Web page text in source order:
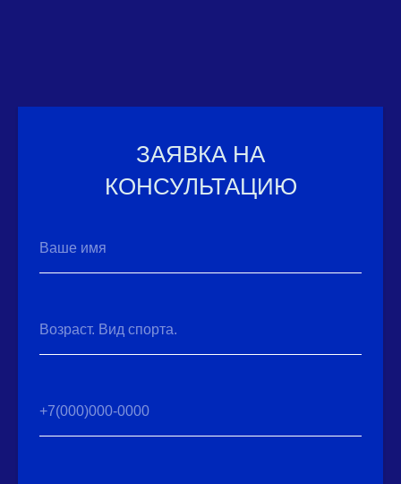
ЗАЯВКА НА
КОНСУЛЬТАЦИЮ
Ваше имя
Возраст. Вид спорта.
+7(000)000-0000